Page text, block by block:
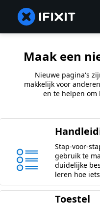
Maak een
Nieuwe pagina's
makkelijk voor
en te helpen om
Stap-voor-
gebruik te
duidelijke
leren hoe
Toestel